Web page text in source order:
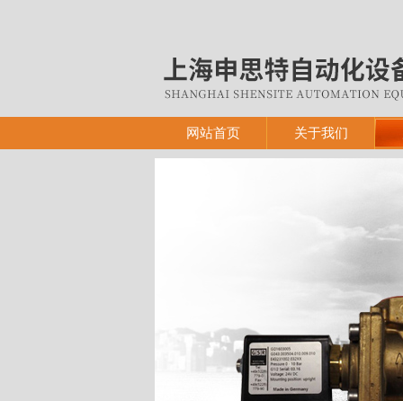
网站首页 关于我们